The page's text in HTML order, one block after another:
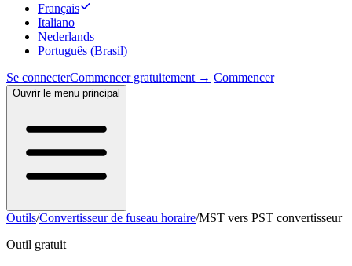
Français
Italiano
Nederlands
Português (Brasil)
Se connecterCommencer gratuitement → Commencer
Ouvrir le menu principal
Outils/Convertisseur de fuseau horaire/MST vers PST convertisseur
Outil gratuit